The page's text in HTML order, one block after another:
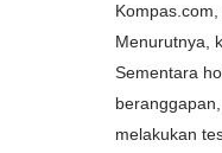
Menurutnya,
Sementara
melakukan